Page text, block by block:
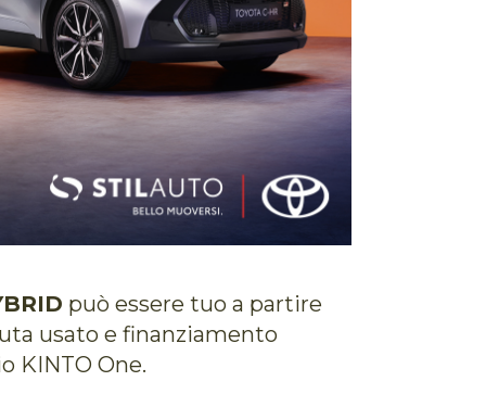
può essere tuo a partire
usato e finanziamento
KINTO One.